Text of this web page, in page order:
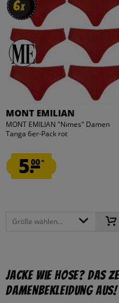
6x
6x
MONT EMILIAN
MONT EMILIAN "Nimes" Damen
Tanga 6er-Pack rot
5.00*
Größe wählen...
Jacke wie Hose? Das
Damenbekleidung aus!